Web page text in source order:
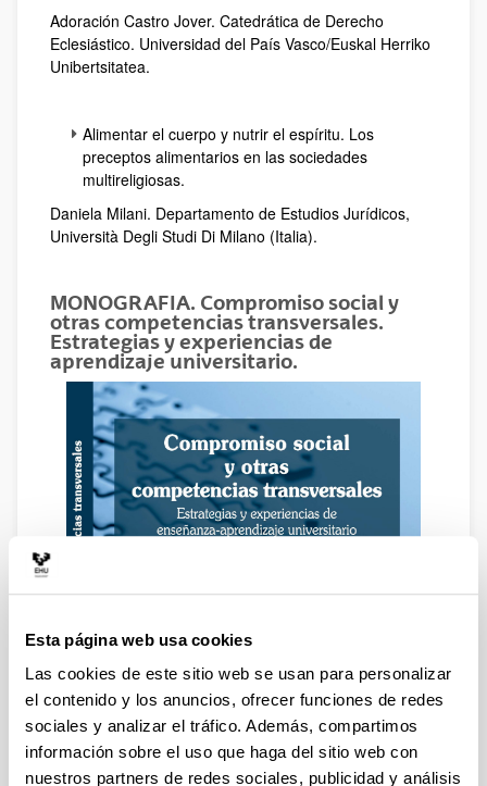
Esta página web usa cookies
Las cookies de este sitio web se usan para personalizar
el contenido y los anuncios, ofrecer funciones de redes
sociales y analizar el tráfico. Además, compartimos
información sobre el uso que haga del sitio web con
nuestros partners de redes sociales, publicidad y análisis
Adoración Castro Jover. Catedrática de Derecho
Eclesiástico. Universidad del País Vasco/Euskal Herriko
Unibertsitatea.
Alimentar el cuerpo y nutrir el espíritu. Los
preceptos alimentarios en las sociedades
multireligiosas.
Daniela Milani. Departamento de Estudios Jurídicos,
Università Degli Studi Di Milano (Italia).
MONOGRAFIA. Compromiso social y
otras competencias transversales.
Estrategias y experiencias de
aprendizaje universitario.